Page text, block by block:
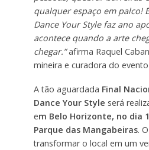
qualquer espaço em palco!
Dance Your Style faz ano
acontece quando a arte
chegar.”afirma Raquel
mineira e curadora do
A tão aguardada Final
Dance Your Style será
em Belo Horizonte, no dia
Parque das Mangabeiras.
transformar o local em um